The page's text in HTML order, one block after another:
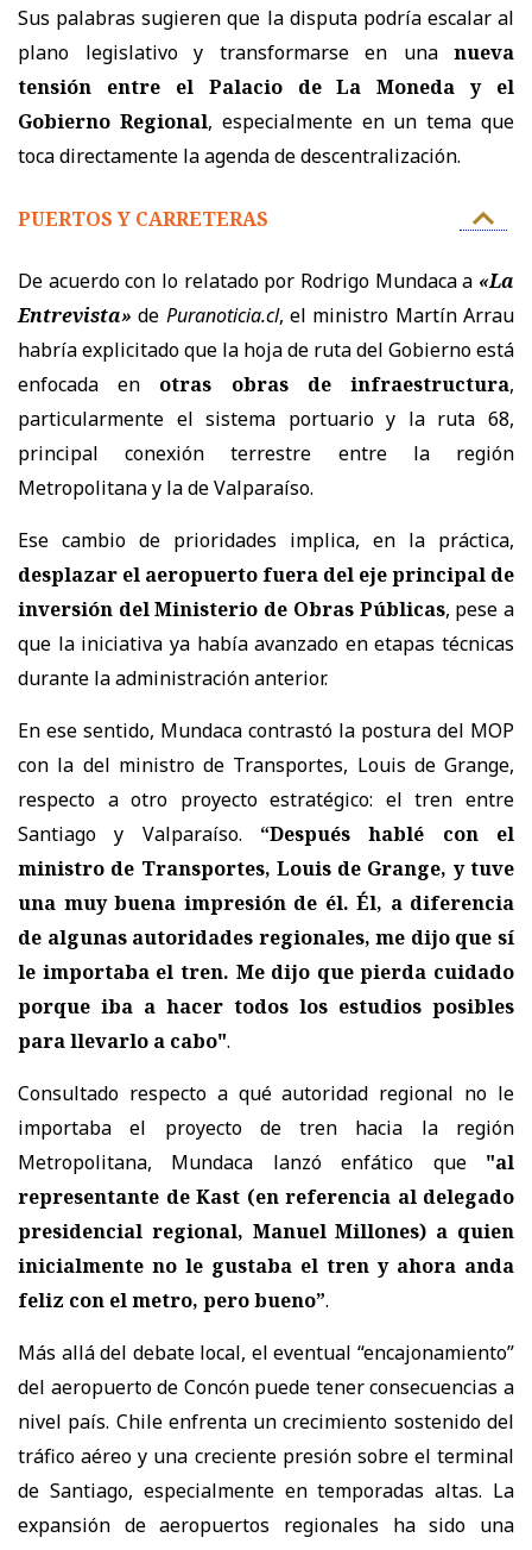
Sus palabras sugieren que la disputa podría escalar al
plano legislativo y transformarse en una nueva
tensión entre el Palacio de La Moneda y el
Gobierno Regional, especialmente en un tema que
toca directamente la agenda de descentralización.
PUERTOS Y CARRETERAS
De acuerdo con lo relatado por Rodrigo Mundaca a «La
Entrevista» de Puranoticia.cl, el ministro Martín Arrau
habría explicitado que la hoja de ruta del Gobierno está
enfocada en otras obras de infraestructura,
particularmente el sistema portuario y la ruta 68,
principal conexión terrestre entre la región
Metropolitana y la de Valparaíso.
Ese cambio de prioridades implica, en la práctica,
desplazar el aeropuerto fuera del eje principal de
inversión del Ministerio de Obras Públicas, pese a
que la iniciativa ya había avanzado en etapas técnicas
durante la administración anterior.
En ese sentido, Mundaca contrastó la postura del MOP
con la del ministro de Transportes, Louis de Grange,
respecto a otro proyecto estratégico: el tren entre
Santiago y Valparaíso. “Después hablé con el
ministro de Transportes, Louis de Grange, y tuve
una muy buena impresión de él. Él, a diferencia
de algunas autoridades regionales, me dijo que sí
le importaba el tren. Me dijo que pierda cuidado
porque iba a hacer todos los estudios posibles
para llevarlo a cabo".
Consultado respecto a qué autoridad regional no le
importaba el proyecto de tren hacia la región
Metropolitana, Mundaca lanzó enfático que "al
representante de Kast (en referencia al delegado
presidencial regional, Manuel Millones) a quien
inicialmente no le gustaba el tren y ahora anda
feliz con el metro, pero bueno”.
Más allá del debate local, el eventual “encajonamiento”
del aeropuerto de Concón puede tener consecuencias a
nivel país. Chile enfrenta un crecimiento sostenido del
tráfico aéreo y una creciente presión sobre el terminal
de Santiago, especialmente en temporadas altas. La
expansión de aeropuertos regionales ha sido una